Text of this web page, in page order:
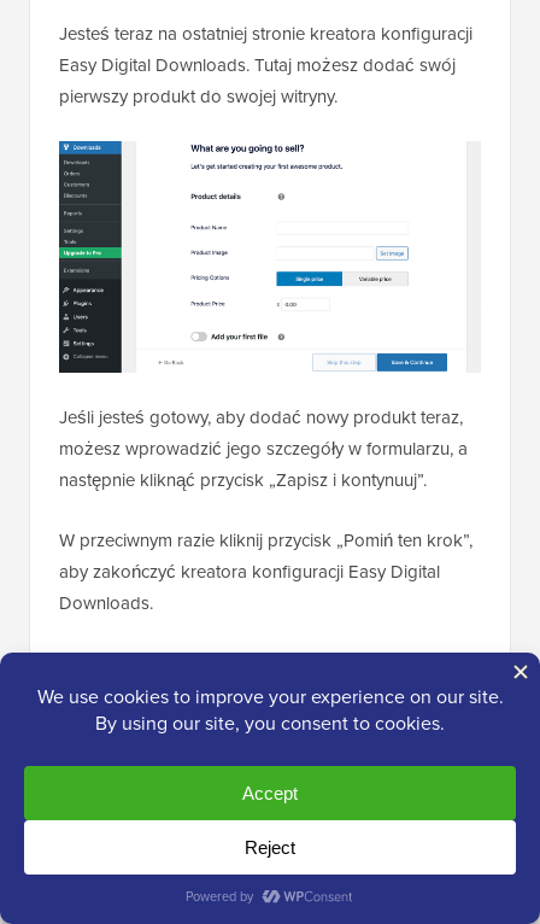
Jesteś teraz na ostatniej stronie kreatora konfiguracji
Easy Digital Downloads. Tutaj możesz dodać swój
pierwszy produkt do swojej witryny.
Jeśli jesteś gotowy, aby dodać nowy produkt teraz,
możesz wprowadzić jego szczegóły w formularzu, a
następnie kliknąć przycisk „Zapisz i kontynuuj”.
W przeciwnym razie kliknij przycisk „Pomiń ten krok”,
aby zakończyć kreatora konfiguracji Easy Digital
Downloads.
konfigurację swojegosklepu internetowego.
Następnym krokiem będzie przekształcenie go w
Krok 3: Przekształć swój sklep
internetowy w rynek wielodostawców
Teraz, gdy utworzyłeś sklep internetowy za pomocą